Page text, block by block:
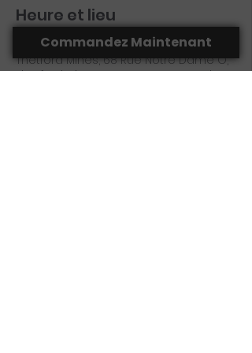
Heure et lieu
22 févr. 2024, 18 h 30 – 21 h 30
Thetford Mines, 68 Rue Notre Dame O,
Thetford Mines, QC G6G 1J3, Canada
Commandez Maintenant